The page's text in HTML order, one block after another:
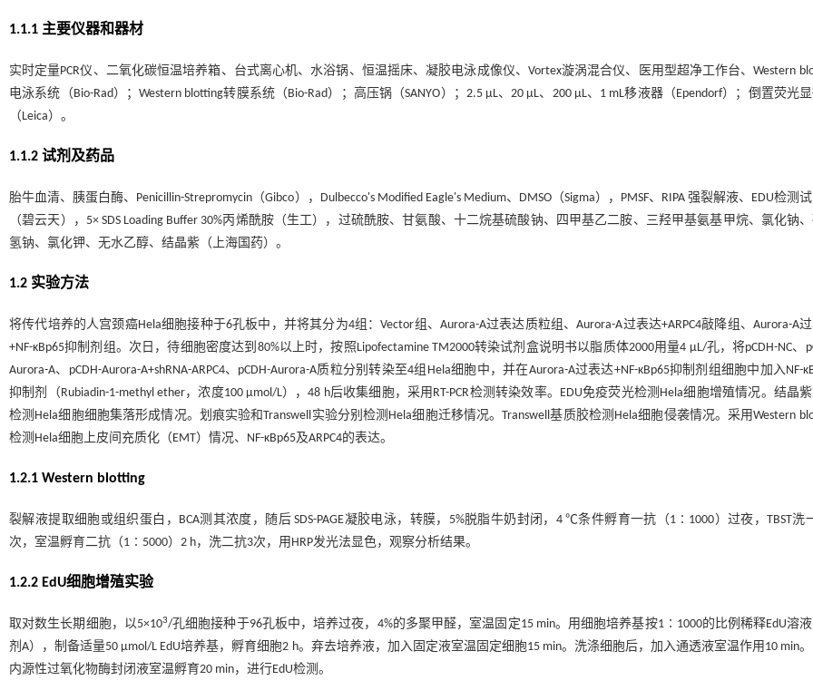
1.1.1 主要仪器和器材
实时定量PCR仪、二氧化碳恒温培养箱、台式离心机、水浴锅、恒温摇床、凝胶电泳成像仪、Vortex漩涡混合仪、医用型超净工作台、Western
电泳系统（Bio-Rad）；Western blotting转膜系统（Bio-Rad）；高压锅（SANYO）；2.5 μL、20 μL、200 μL、1 mL移液器（Ependorf）；倒置荧光
（Leica）。
1.1.2 试剂及药品
胎牛血清、胰蛋白酶、Penicillin-Strepromycin（Gibco），Dulbecco's Modified Eagle's Medium、DMSO（Sigma），PMSF、RIPA 强裂解液、EDU检测
（碧云天），5× SDS Loading Buffer 30%丙烯酰胺（生工），过硫酰胺、甘氨酸、十二烷基硫酸钠、四甲基乙二胺、三羟甲基氨基甲烷、氯化钠
氢钠、氯化钾、无水乙醇、结晶紫（上海国药）。
1.2 实验方法
将传代培养的人宫颈癌Hela细胞接种于6孔板中，并将其分为4组：Vector组、Aurora-A过表达质粒组、Aurora-A过表达+ARPC4敲降组、Aurora-A
+NF-κBp65抑制剂组。次日，待细胞密度达到80%以上时，按照Lipofectamine TM2000转染试剂盒说明书以脂质体2000用量4 μL/孔，将pCDH-NC、
Aurora-A、pCDH-Aurora-A+shRNA-ARPC4、pCDH-Aurora-A质粒分别转染至4组Hela细胞中，并在Aurora-A过表达+NF-κBp65抑制剂组细胞中加入NF-
抑制剂（Rubiadin-1-methyl ether，浓度100 μmol/L），48 h后收集细胞，采用RT-PCR检测转染效率。EDU免疫荧光检测Hela细胞增殖情况。结晶
检测Hela细胞细胞集落形成情况。划痕实验和Transwell实验分别检测Hela细胞迁移情况。Transwell基质胶检测Hela细胞侵袭情况。采用Western
检测Hela细胞上皮间充质化（EMT）情况、NF-κBp65及ARPC4的表达。
1.2.1 Western blotting
裂解液提取细胞或组织蛋白，BCA测其浓度，随后 SDS-PAGE凝胶电泳，转膜，5%脱脂牛奶封闭，4 ℃条件孵育一抗（1∶1000）过夜，TBST洗
次，室温孵育二抗（1∶5000）2 h，洗二抗3次，用HRP发光法显色，观察分析结果。
1.2.2 EdU细胞增殖实验
取对数生长期细胞，以5×103/孔细胞接种于96孔板中，培养过夜，4%的多聚甲醛，室温固定15 min。用细胞培养基按1∶1000的比例稀释EdU溶
剂A），制备适量50 μmol/L EdU培养基，孵育细胞2 h。弃去培养液，加入固定液室温固定细胞15 min。洗涤细胞后，加入通透液室温作用10 min
内源性过氧化物酶封闭液室温孵育20 min，进行EdU检测。